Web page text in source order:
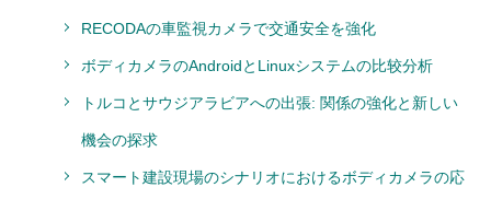
RECODAの車監視カメラで交通安全を強化
ボディカメラのAndroidとLinuxシステムの比较分析
トルコとサウジアラビアへの出張: 関係の強化と新しい
機会の探求
スマート建設現場のシナリオにおけるボディカメラの応